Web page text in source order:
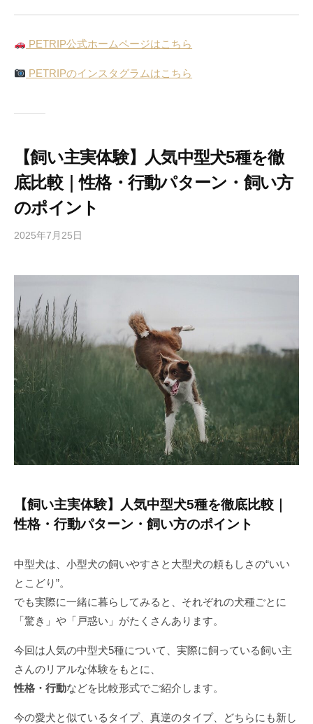
PETRIP公式ホームページはこちら
PETRIPのインスタグラムはこちら
【飼い主実体験】人気中型犬5種を徹
底比較｜性格・行動パターン・飼い方
のポイント
2025年7月25日
I
【飼い主実体験】人気中型犬5種を徹底比較｜
性格・行動パターン・飼い方のポイント
中型犬は、小型犬の飼いやすさと大型犬の頼もしさの“いい
とこどり”。
でも実際に一緒に暮らしてみると、それぞれの犬種ごとに
「驚き」や「戸惑い」がたくさんあります。
今回は人気の中型犬5種について、実際に飼っている飼い主
さんのリアルな体験をもとに、
性格・行動などを比較形式でご紹介します。
今の愛犬と似ているタイプ、真逆のタイプ、どちらにも新し